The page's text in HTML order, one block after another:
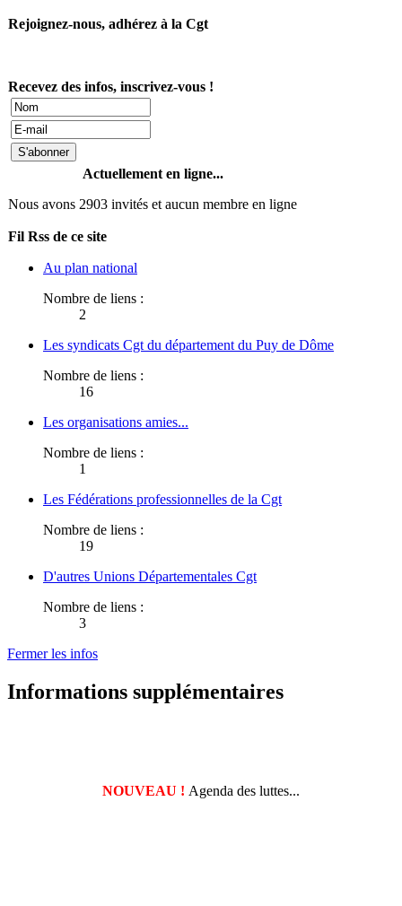
Rejoignez-nous, adhérez à la Cgt
Recevez des infos, inscrivez-vous !
Actuellement en ligne...
Nous avons 2903 invités et aucun membre en ligne
Fil Rss de ce site
Au plan national
Nombre de liens :
2
Les syndicats Cgt du département du Puy de Dôme
Nombre de liens :
16
Les organisations amies...
Nombre de liens :
1
Les Fédérations professionnelles de la Cgt
Nombre de liens :
19
D'autres Unions Départementales Cgt
Nombre de liens :
3
Fermer les infos
Informations supplémentaires
NOUVEAU ! Agenda des luttes...